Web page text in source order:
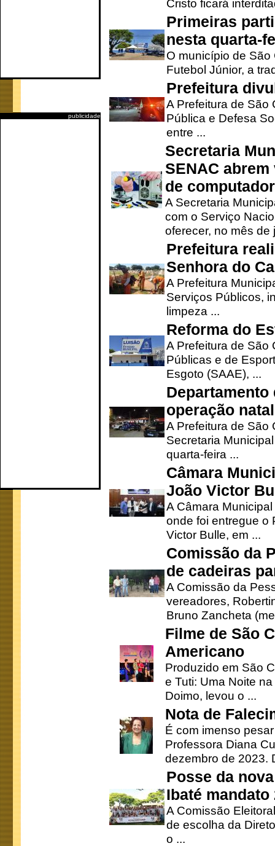
publicidade
Cristo ficará
Primeiras
nesta quarta-
O município de
Futebol Júnior, a
Prefeitura
A Prefeitura de São
Pública e Defesa
entre ...
Secretaria
SENAC
de
A Secretaria
com o Serviço
oferecer, no mês de
Prefeitura
Senhora do
A Prefeitura
Serviços Públicos,
limpeza ...
Reforma do
A Prefeitura de São
Públicas e de
Esgoto (SAAE), ...
operação
A Prefeitura de São
Secretaria
quarta-feira ...
Câmara
João Victor
A Câmara
onde foi entregue o
Victor Bulle, em ...
Comissão da
de cadeiras
A Comissão da
vereadores,
Bruno Zancheta
Filme de São
Americano
Produzido em São
e Tuti: Uma Noite
Doimo, levou o ...
Nota de
É com imenso
Professora Diana
dezembro de 2023.
Posse da
Ibaté mandato
A Comissão
de escolha da
o ...